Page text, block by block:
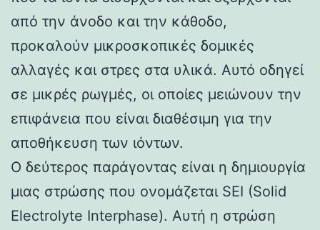
από την άνοδο και την κάθοδο,
προκαλούν μικροσκοπικές δομικές
αλλαγές και στρες στα υλικά. Αυτό οδηγεί
σε μικρές ρωγμές, οι οποίες μειώνουν την
επιφάνεια που είναι διαθέσιμη για την
αποθήκευση των ιόντων.
Ο δεύτερος παράγοντας είναι η δημιουργία
μιας στρώσης που ονομάζεται SEI (Solid
Electrolyte Interphase). Αυτή η στρώση